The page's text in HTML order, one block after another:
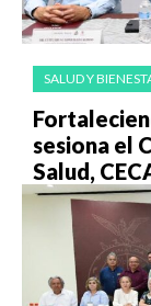
SALUD Y
sesiona el
Salud,